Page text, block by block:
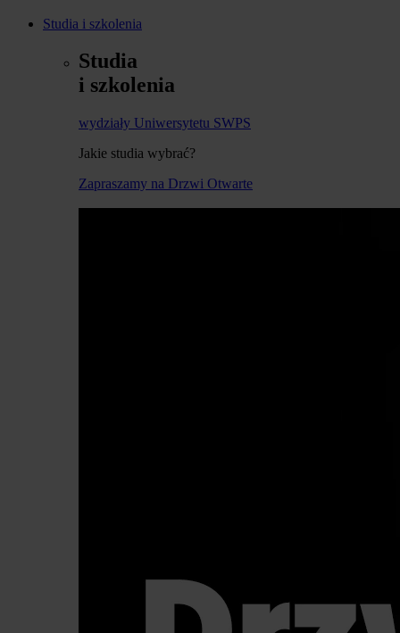
Studia i szkolenia
Studia
i szkolenia
wydziały Uniwersytetu SWPS
Jakie studia wybrać?
Zapraszamy na Drzwi Otwarte